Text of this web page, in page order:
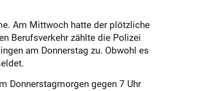
Am Mittwoch hatte der plötzliche
Berufsverkehr zählte die Polizei
am Donnerstag zu. Obwohl es
Donnerstagmorgen gegen 7 Uhr